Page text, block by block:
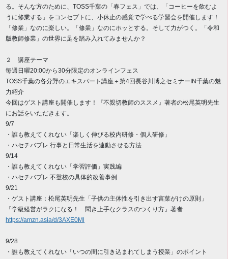
る。そんな方のために、TOSS千葉の「春フェス」では、「コーヒーを飲むよ
うに修業する」をコンセプトに、小休止の感覚で学べる学習会を開催します！
「修業」なのに楽しい。「修業」なのにホッとする。そして力がつく。「令和
版教師修業」の世界に足を踏み入れてみませんか？
２ 講座テーマ
毎週日曜20:00から30分限定のオンラインフェス
TOSS千葉の各分野のエキスパート講座＋第4回長谷川博之セミナーIN千葉の魅
力紹介
今回はゲスト講座も開催します！『不親切教師のススメ』著者の松尾英明先生
にお話をいただきます。
9/7
・誰も教えてくれない「楽しく伸びる校内研修・個人研修」
・ハセチバプレ:行事と日常生活を連動させる方法
9/14
・誰も教えてくれない「学習評価」実践編
・ハセチバプレ:不登校の具体的改善事例
9/21
・ゲスト講座：松尾英明先生「子供の主体性を引き出す言葉がけの原則」
『学級経営がラクになる！ 聞き上手なクラスのつくり方』著者
https://amzn.asia/d/3AXE0Ml
9/28
・誰も教えてくれない「いつの間に引き込まれてしまう授業」のポイント